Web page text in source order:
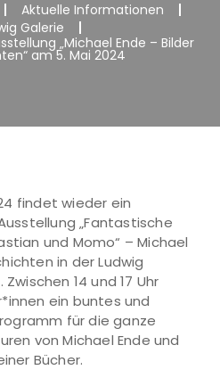
Aktuelle Informationen
Galerie
„Michael Ende – Bilder
am 5. Mai 2024
findet wieder ein
„Fantastische
und Momo“ – Michael
in der Ludwig
14 und 17 Uhr
ein buntes und
für die ganze
von Michael Ende und
Bücher.